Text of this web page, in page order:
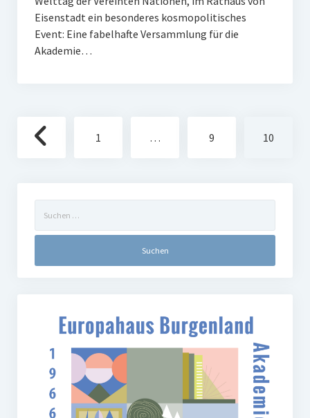
Eisenstadt ein besonderes kosmopolitisches
Event: Eine fabelhafte Versammlung für die
Akademie…
Seitennummerierung
der
1 … 9 10
nach: